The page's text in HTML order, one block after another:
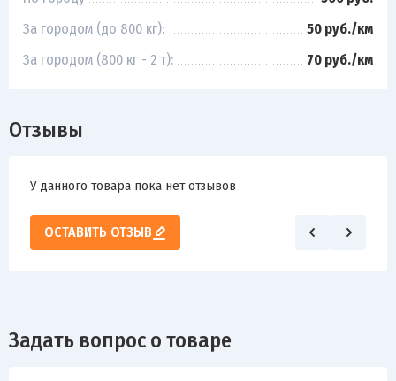
За городом (до 800 кг):
50 руб./км
За городом (800 кг - 2 т):
70 руб./км
Отзывы
У данного товара пока нет отзывов
ОСТАВИТЬ ОТЗЫВ
Задать вопрос о товаре